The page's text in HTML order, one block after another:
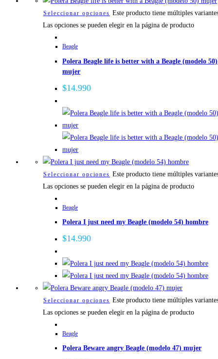
Seleccionar opciones Este producto tiene múltiples
Las opciones se pueden elegir en la página de producto
Beagle
Polera Beagle life is better with a Beagle (modelo 50)
mujer
$14.990
Seleccionar opciones Este producto tiene múltiples
Las opciones se pueden elegir en la página de producto
Beagle
Polera I just need my Beagle (modelo 54) hombre
$14.990
Seleccionar opciones Este producto tiene múltiples
Las opciones se pueden elegir en la página de producto
Beagle
Polera Beware angry Beagle (modelo 47) mujer